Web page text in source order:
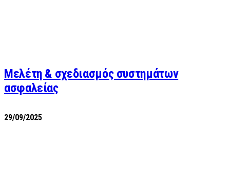
Μελέτη & σχεδιασμός συστημάτων
ασφαλείας
29/09/2025